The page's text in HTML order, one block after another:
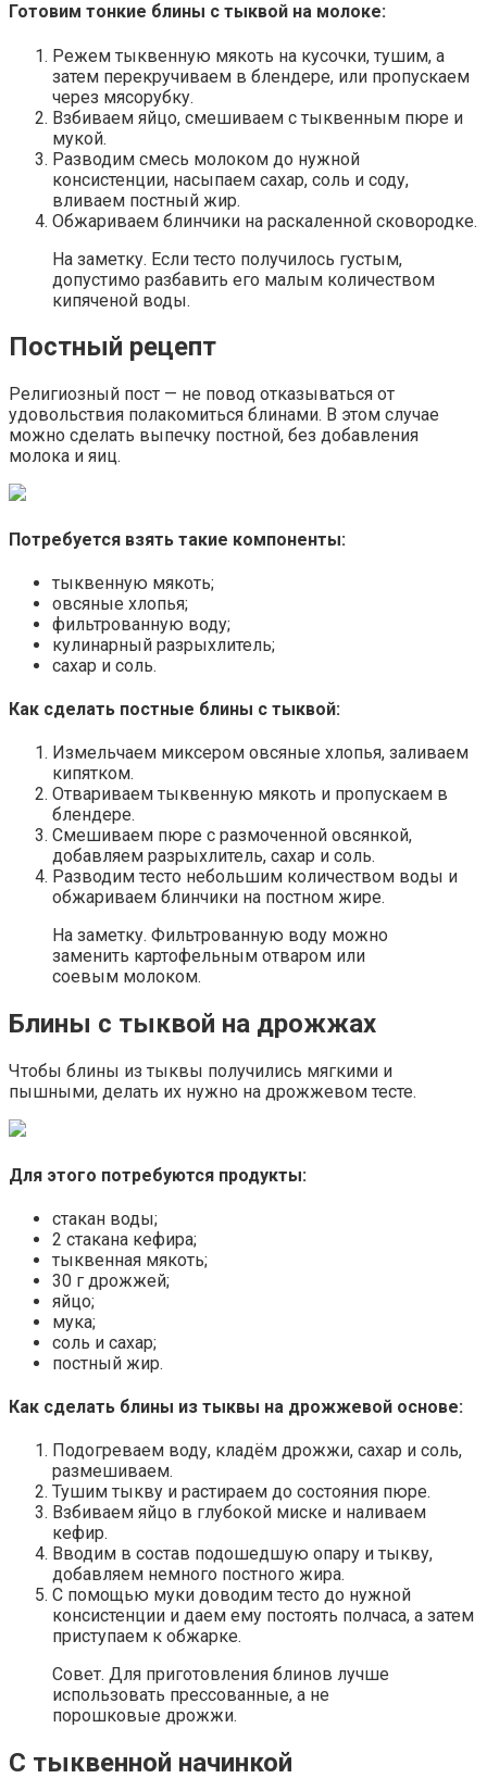
Готовим тонкие блины с тыквой на молоке:
Режем тыквенную мякоть на кусочки, тушим, а
затем перекручиваем в блендере, или пропускаем
через мясорубку.
Взбиваем яйцо, смешиваем с тыквенным пюре и
мукой.
Разводим смесь молоком до нужной
консистенции, насыпаем сахар, соль и соду,
вливаем постный жир.
Обжариваем блинчики на раскаленной сковородке.
На заметку. Если тесто получилось густым,
допустимо разбавить его малым количеством
кипяченой воды.
Постный рецепт
Религиозный пост — не повод отказываться от
удовольствия полакомиться блинами. В этом случае
можно сделать выпечку постной, без добавления
молока и яиц.
Потребуется взять такие компоненты:
тыквенную мякоть;
овсяные хлопья;
фильтрованную воду;
кулинарный разрыхлитель;
сахар и соль.
Как сделать постные блины с тыквой:
Измельчаем миксером овсяные хлопья, заливаем
кипятком.
Отвариваем тыквенную мякоть и пропускаем в
блендере.
Смешиваем пюре с размоченной овсянкой,
добавляем разрыхлитель, сахар и соль.
Разводим тесто небольшим количеством воды и
обжариваем блинчики на постном жире.
На заметку. Фильтрованную воду можно
заменить картофельным отваром или
соевым молоком.
Блины с тыквой на дрожжах
Чтобы блины из тыквы получились мягкими и
пышными, делать их нужно на дрожжевом тесте.
Для этого потребуются продукты:
стакан воды;
2 стакана кефира;
тыквенная мякоть;
30 г дрожжей;
яйцо;
мука;
соль и сахар;
постный жир.
Как сделать блины из тыквы на дрожжевой основе:
Подогреваем воду, кладём дрожжи, сахар и соль,
размешиваем.
Тушим тыкву и растираем до состояния пюре.
Взбиваем яйцо в глубокой миске и наливаем
кефир.
Вводим в состав подошедшую опару и тыкву,
добавляем немного постного жира.
С помощью муки доводим тесто до нужной
консистенции и даем ему постоять полчаса, а затем
приступаем к обжарке.
Совет. Для приготовления блинов лучше
использовать прессованные, а не
порошковые дрожжи.
С тыквенной начинкой